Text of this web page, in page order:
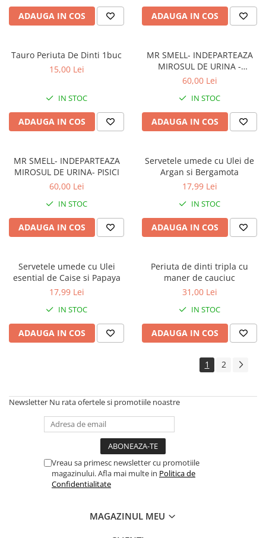
ADAUGA IN COS ADAUGA IN COS
Tauro Periuta De Dinti 1buc
15,00 Lei
IN STOC
ADAUGA IN COS
MR SMELL- INDEPARTEAZA
MIROSUL DE URINA -
CUSCA/LADA NISIP
60,00 Lei
IN STOC
ADAUGA IN COS
MR SMELL- INDEPARTEAZA
MIROSUL DE URINA- PISICI
60,00 Lei
IN STOC
ADAUGA IN COS
Servetele umede cu Ulei de
Argan si Bergamota
17,99 Lei
IN STOC
ADAUGA IN COS
Servetele umede cu Ulei
esential de Caise si Papaya
17,99 Lei
IN STOC
ADAUGA IN COS
Periuta de dinti tripla cu
maner de cauciuc
31,00 Lei
IN STOC
ADAUGA IN COS
1 2
Newsletter Nu rata ofertele si promotiile noastre
Vreau sa primesc newsletter cu promotiile
magazinului. Afla mai multe in Politica de
Confidentialitate
MAGAZINUL MEU